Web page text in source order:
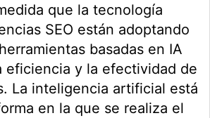
que la tecnología
SEO están adoptando
basadas en IA
eficiencia y la efectividad de
La inteligencia artificial está
en la que se realiza el